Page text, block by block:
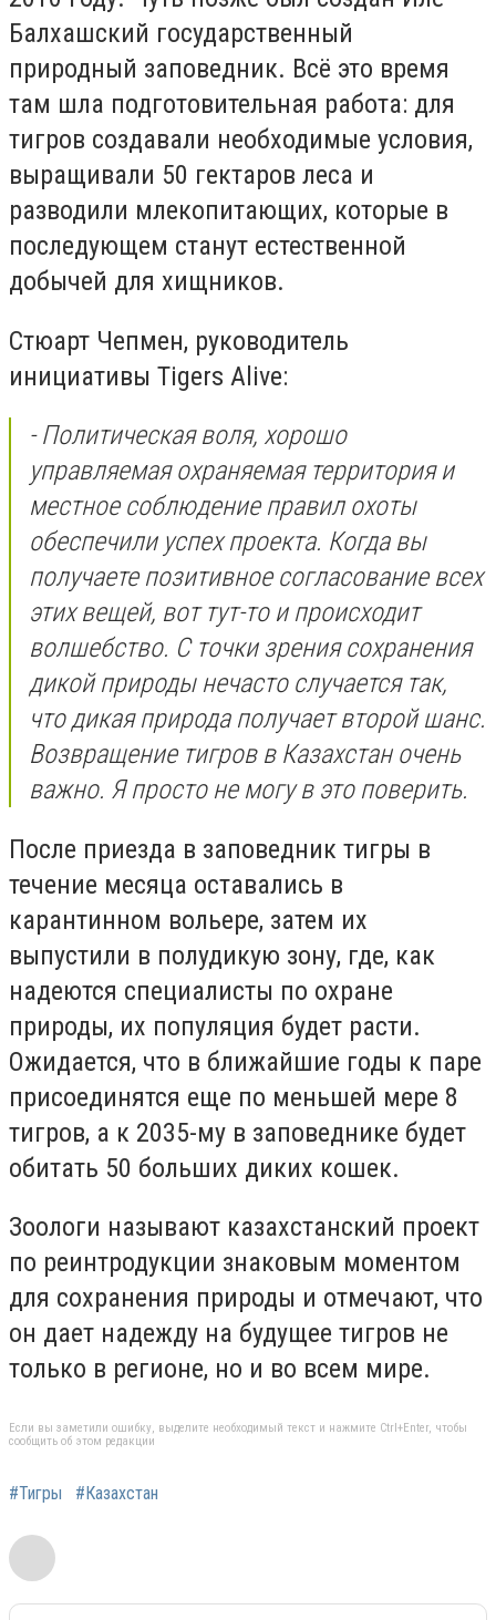
Балхашский государственный
природный заповедник. Всё это время
там шла подготовительная работа: для
тигров создавали необходимые условия,
выращивали 50 гектаров леса и
разводили млекопитающих, которые в
последующем станут естественной
добычей для хищников.
Стюарт Чепмен, руководитель
инициативы Tigers Alive:
- Политическая воля, хорошо
управляемая охраняемая территория и
местное соблюдение правил охоты
обеспечили успех проекта. Когда вы
получаете позитивное согласование всех
этих вещей, вот тут-то и происходит
волшебство. С точки зрения сохранения
дикой природы нечасто случается так,
что дикая природа получает второй шанс.
Возвращение тигров в Казахстан очень
важно. Я просто не могу в это поверить.
После приезда в заповедник тигры в
течение месяца оставались в
карантинном вольере, затем их
выпустили в полудикую зону, где, как
надеются специалисты по охране
природы, их популяция будет расти.
Ожидается, что в ближайшие годы к паре
присоединятся еще по меньшей мере 8
тигров, а к 2035-му в заповеднике будет
обитать 50 больших диких кошек.
Зоологи называют казахстанский проект
по реинтродукции знаковым моментом
для сохранения природы и отмечают, что
он дает надежду на будущее тигров не
только в регионе, но и во всем мире.
Если вы заметили ошибку, выделите необходимый текст и нажмите Ctrl+Enter, чтобы
сообщить об этом редакции
#Тигры #Казахстан